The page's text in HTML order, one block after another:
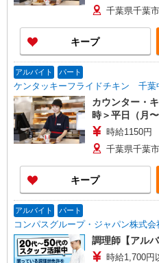
千葉県千葉
キープ
アルバイト パート
ケンタッキーフライドチキン 千葉
カウンター・
時＞平日（月
時給1150円
千葉県千葉
キープ
アルバイト パート
コンパスグループ・ジャパン株式
調理師【アル
時給1,700円以上 試用期間中 時給